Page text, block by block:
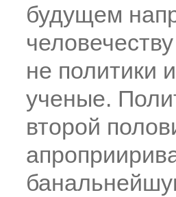
будущем
не политики
ученые.
второй